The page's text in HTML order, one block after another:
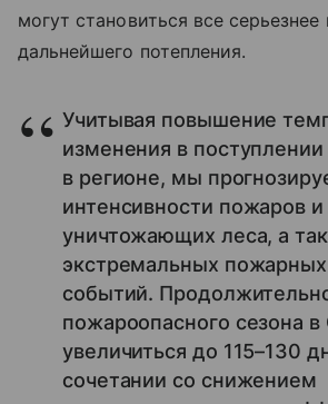
могут становиться все
дальнейшего потепления.
Учитывая повышение
изменения в поступлении
в регионе, мы
интенсивности пожаров
уничтожающих леса, а
экстремальных пожарных
событий.
пожароопасного сезона
увеличиться до 115–130
сочетании со снижением